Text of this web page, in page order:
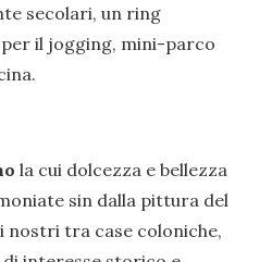
secolari, un ring
per il jogging, mini-parco
la cui dolcezza e bellezza
sin dalla pittura del
nostri tra case coloniche,